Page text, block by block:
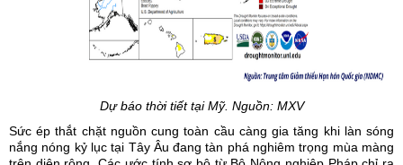
Dự báo thời tiết tại Mỹ. Nguồn: MXV
Sức ép thắt chặt nguồn cung toàn cầu càng gia tăng khi làn sóng
nắng nóng kỷ lục tại Tây Âu đang tàn phá nghiêm trọng mùa màng